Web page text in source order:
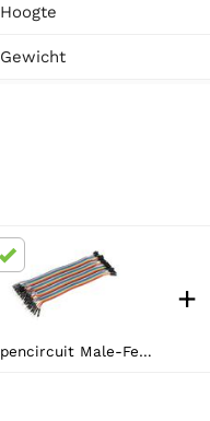
Hoogte
Gewicht
Opencircuit Male-Female 10 cm bandkabel 40 stuks
+